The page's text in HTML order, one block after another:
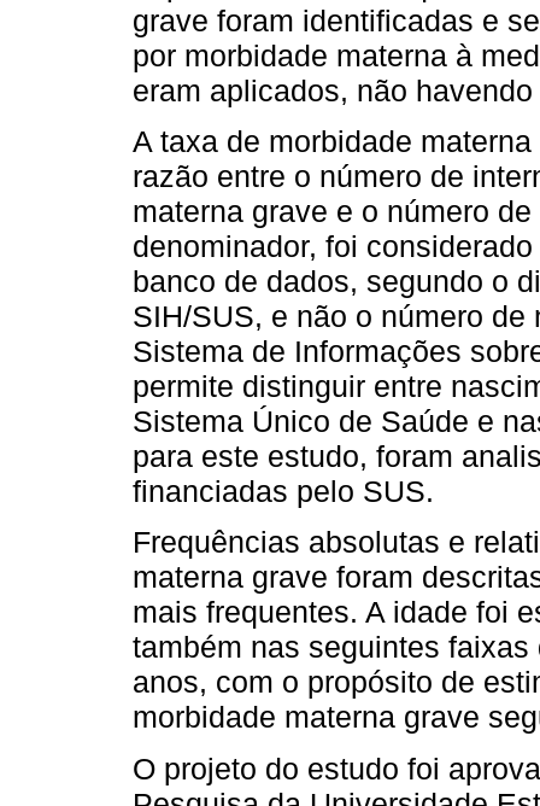
grave foram identificadas e
por morbidade materna à
eram aplicados, não
A taxa de morbidade
razão entre o número de
materna grave e o número
denominador, foi
banco de dados, segundo o
SIH/SUS, e não o número
Sistema de Informações
permite distinguir entre
Sistema Único de Saúde e
para este estudo, foram
financiadas pelo SUS.
Frequências absolutas e
materna grave foram
mais frequentes. A idade foi
também nas seguintes
anos, com o propósito de
morbidade materna grave
O projeto do estudo foi